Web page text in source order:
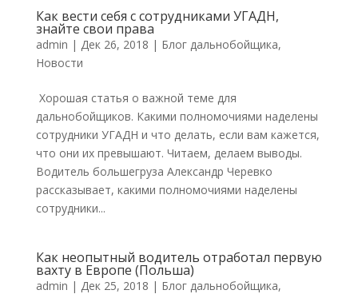
Как вести себя с сотрудниками УГАДН,
знайте свои права
admin | Дек 26, 2018 | Блог дальнобойщика,
Новости
Хорошая статья о важной теме для
дальнобойщиков. Какими полномочиями наделены
сотрудники УГАДН и что делать, если вам кажется,
что они их превышают. Читаем, делаем выводы.
Водитель большегруза Александр Черевко
рассказывает, какими полномочиями наделены
сотрудники...
Как неопытный водитель отработал первую
вахту в Европе (Польша)
admin | Дек 25, 2018 | Блог дальнобойщика,